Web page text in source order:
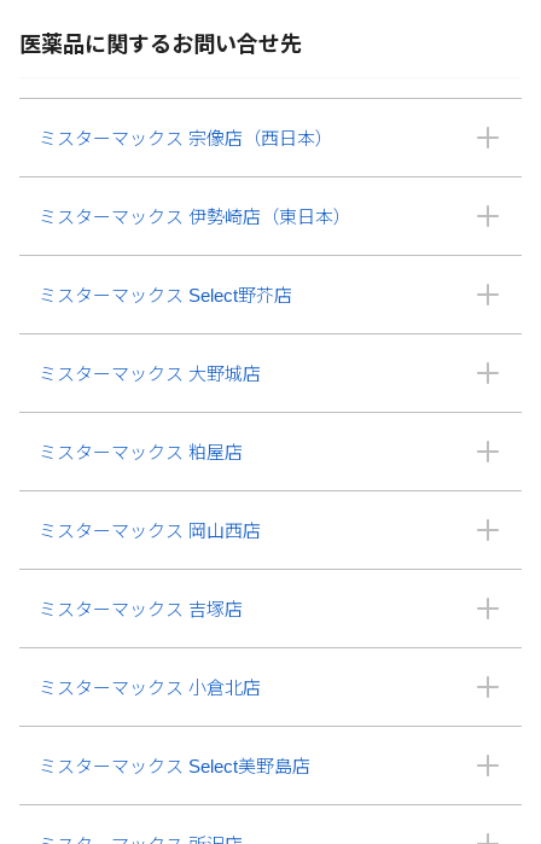
医薬品に関するお問い合せ先
ミスターマックス 宗像店（西日本）
ミスターマックス 伊勢崎店（東日本）
ミスターマックス Select野芥店
ミスターマックス 大野城店
ミスターマックス 粕屋店
ミスターマックス 岡山西店
ミスターマックス 吉塚店
ミスターマックス 小倉北店
ミスターマックス Select美野島店